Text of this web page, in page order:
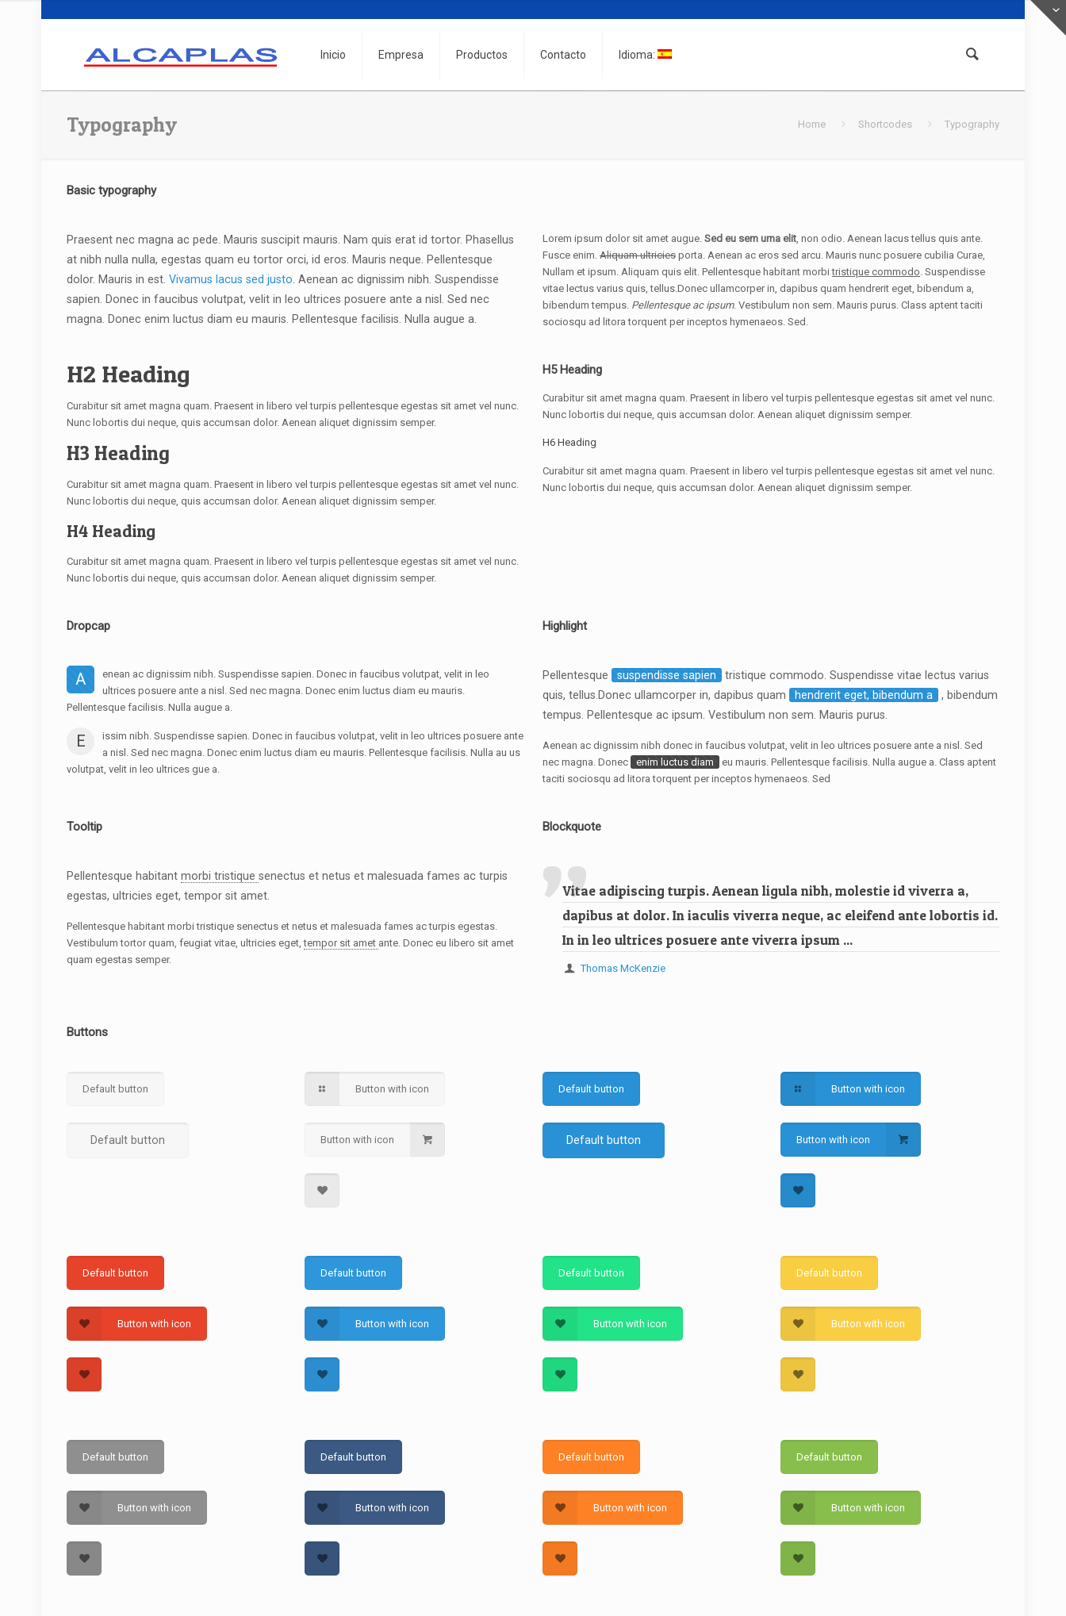
Inicio Empresa Productos Contacto Idioma:
Typography Home Shortcodes Typography
Basic typography
Praesent nec magna ac pede. Mauris suscipit mauris. Nam quis erat id tortor. Phasellus
at nibh nulla nulla, egestas quam eu tortor orci, id eros. Mauris neque. Pellentesque
dolor. Mauris in est. Vivamus lacus sed justo . Aenean ac dignissim nibh. Suspendisse
sapien. Donec in faucibus volutpat, velit in leo ultrices posuere ante a nisl. Sed nec
magna. Donec enim luctus diam eu mauris. Pellentesque facilisis. Nulla augue a.
Lorem ipsum dolor sit amet augue. Sed eu sem urna elit, non odio. Aenean lacus tellus quis ante.
Fusce enim. Aliquam ultricies porta. Aenean ac eros sed arcu. Mauris nunc posuere cubilia Curae,
Nullam et ipsum. Aliquam quis elit. Pellentesque habitant morbitristique commodo. Suspendisse
vitae lectus varius quis, tellus.Donec ullamcorper in, dapibus quam hendrerit eget, bibendum a,
bibendum tempus. Pellentesque ac ipsum. Vestibulum non sem. Mauris purus. Class aptent taciti
sociosqu ad litora torquent per inceptos hymenaeos. Sed.
H2 Heading
Curabitur sit amet magna quam. Praesent in libero vel turpis pellentesque egestas sit amet vel nunc.
Nunc lobortis dui neque, quis accumsan dolor. Aenean aliquet dignissim semper.
H3 Heading
Curabitur sit amet magna quam. Praesent in libero vel turpis pellentesque egestas sit amet vel nunc.
Nunc lobortis dui neque, quis accumsan dolor. Aenean aliquet dignissim semper.
H4 Heading
Curabitur sit amet magna quam. Praesent in libero vel turpis pellentesque egestas sit amet vel nunc.
Nunc lobortis dui neque, quis accumsan dolor. Aenean aliquet dignissim semper.
H5 Heading
Curabitur sit amet magna quam. Praesent in libero vel turpis pellentesque egestas sit amet vel nunc.
Nunc lobortis dui neque, quis accumsan dolor. Aenean aliquet dignissim semper.
H6 Heading
Curabitur sit amet magna quam. Praesent in libero vel turpis pellentesque egestas sit amet vel nunc.
Nunc lobortis dui neque, quis accumsan dolor. Aenean aliquet dignissim semper.
Dropcap Highlight
A
enean ac dignissim nibh. Suspendisse sapien. Donec in faucibus volutpat, velit in leo
ultrices posuere ante a nisl. Sed nec magna. Donec enim luctus diam eu mauris.
Pellentesque facilisis. Nulla augue a.
E
issim nibh. Suspendisse sapien. Donec in faucibus volutpat, velit in leo ultrices posuere ante
a nisl. Sed nec magna. Donec enim luctus diam eu mauris. Pellentesque facilisis. Nulla au us
volutpat, velit in leo ultrices gue a.
Pellentesque suspendisse sapien
tristique commodo. Suspendisse vitae lectus varius
quis, tellus.Donec ullamcorper in, dapibus quam
hendrerit eget, bibendum a
, bibendum
tempus. Pellentesque ac ipsum. Vestibulum non sem. Mauris purus.
Aenean ac dignissim nibh donec in faucibus volutpat, velit in leo ultrices posuere ante a nisl. Sed
nec magna. Donec
enim luctus diam
eu mauris. Pellentesque facilisis. Nulla augue a. Class aptent
taciti sociosqu ad litora torquent per inceptos hymenaeos. Sed
Tooltip Blockquote
Pellentesque habitant morbi tristique senectus et netus et malesuada fames ac turpis
egestas, ultricies eget, tempor sit amet.
Pellentesque habitant morbi tristique senectus et netus et malesuada fames ac turpis egestas.
Vestibulum tortor quam, feugiat vitae, ultricies eget,tempor sit amet ante. Donec eu libero sit amet
quam egestas semper.
Vitae adipiscing turpis. Aenean ligula nibh, molestie id viverra a,
dapibus at dolor. In iaculis viverra neque, ac eleifend ante lobortis id.
In in leo ultrices posuere ante viverra ipsum ...
Thomas McKenzie
Buttons
Default button
Default button
Button with icon
Button with icon
Default button
Default button
Button with icon
Button with icon
Default button
Button with icon
Default button
Button with icon
Default button
Button with icon
Default button
Button with icon
Default button
Button with icon
Default button
Button with icon
Default button
Button with icon
Default button
Button with icon